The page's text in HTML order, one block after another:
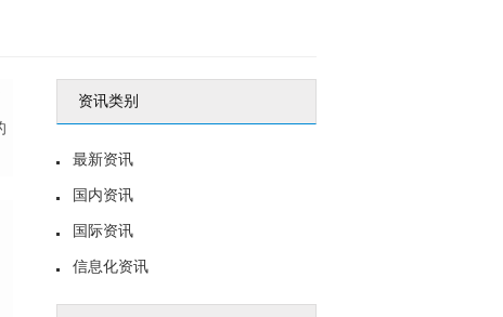
资讯类别
最新资讯
国内资讯
国际资讯
信息化资讯